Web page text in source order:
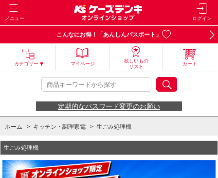
メニュー ログイン
こんなにお得！「あんしんパスポート」
カテゴリー マイページ
欲しいもの
リスト
カート
定期的なパスワード変更のお願い
ホーム > キッチン・調理家電 > 生ごみ処理機
生ごみ処理機